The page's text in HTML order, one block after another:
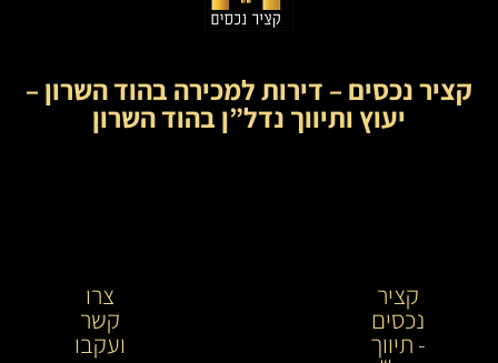
קציר נכסים – דירות למכירה בהוד השרון –
יעוץ ותיווך נדל”ן בהוד השרון
קציר
נכסים
- תיווך
צרו
קשר
ועקבו